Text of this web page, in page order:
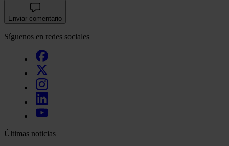
Enviar comentario
Síguenos en redes sociales
Últimas noticias